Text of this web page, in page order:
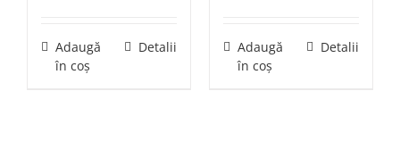
39,00 lei.
Adaugă
în coș
Detalii
Adaugă
în coș
Detalii